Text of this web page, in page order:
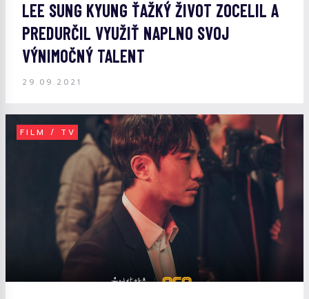
LEE SUNG KYUNG ŤAŽKÝ ŽIVOT ZOCELIL A
PREDURČIL VYUŽIŤ NAPLNO SVOJ
VÝNIMOČNÝ TALENT
29.09.2021
FILM / TV